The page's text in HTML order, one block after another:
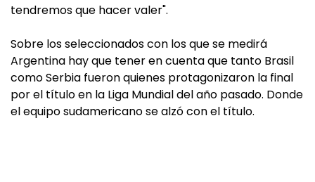
tendremos que hacer valer".
Sobre los seleccionados con los que se medirá
Argentina hay que tener en cuenta que tanto Brasil
como Serbia fueron quienes protagonizaron la final
por el título en la Liga Mundial del año pasado. Donde
el equipo sudamericano se alzó con el título.